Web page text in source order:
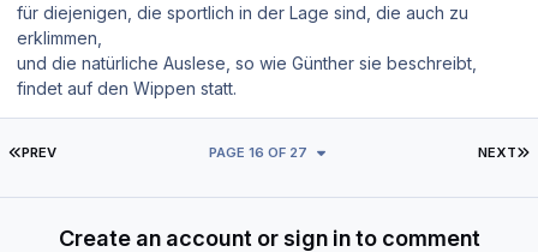
für diejenigen, die sportlich in der Lage sind, die auch zu
erklimmen,
und die natürliche Auslese, so wie Günther sie beschreibt,
findet auf den Wippen statt.
FIRST PAGE
PREV NEXT
PAGE 16 OF 27
Create an account or sign in to comment